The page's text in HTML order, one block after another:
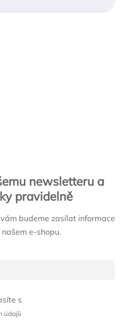
newsletteru a
pravidelně
budeme zasílat informace
e-shopu.
s
údajů